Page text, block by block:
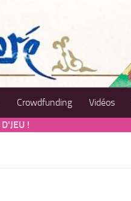
Crowdfunding Vidéos
!